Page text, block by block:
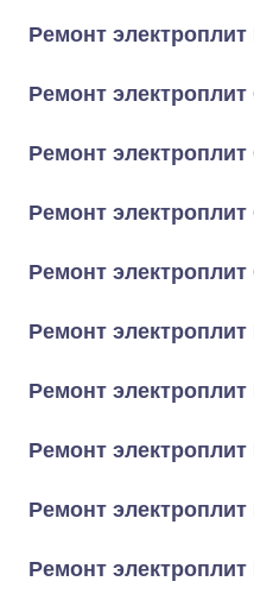
Ремонт
Ремонт
Ремонт
Ремонт
Ремонт
Ремонт
Ремонт
Ремонт
Ремонт
Ремонт